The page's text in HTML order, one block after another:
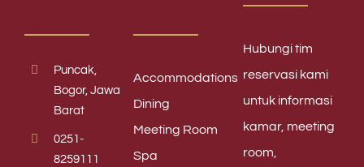
Puncak,
Bogor, Jawa
Barat
0251-
8259111
Accommodations
Dining
Meeting Room
Spa
Hubungi tim
reservasi kami
untuk informasi
kamar, meeting
room,